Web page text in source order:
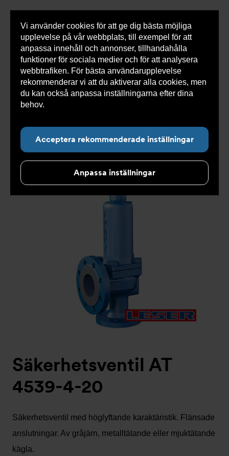
Vi använder cookies för att ge dig bästa möjliga
upplevelse på vår webbplats, till exempel för att
anpassa innehåll och annonser, tillhandahålla
funktioner för sociala medier och för att analysera
webbtrafiken. För bästa användarupplevelse
rekommenderar vi att du aktiverar alla cookies, men
du kan också anpassa inställningarna efter dina
behov.
Acceptera rekommenderade inställningar
Anpassa inställningar
0 varorSnabborder
Du
här:
Armatec > Produkter > Tryckavsäkring
>
Industriella säkerhetsventiler
> High performance
>
Säkerhetsventil AT 4539-
>
Säkerhetsventil AT 4539-4-
Säkerhetsventil AT
4539-4-20
Säkerhetsventil med höglyftande karaktäristik. Flänsade
anslutningar. Av gråjärn, metalltätande eller mjuktätande
kägla.